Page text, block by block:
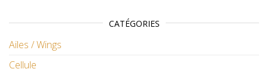
CATÉGORIES
Ailes / Wings
Cellule